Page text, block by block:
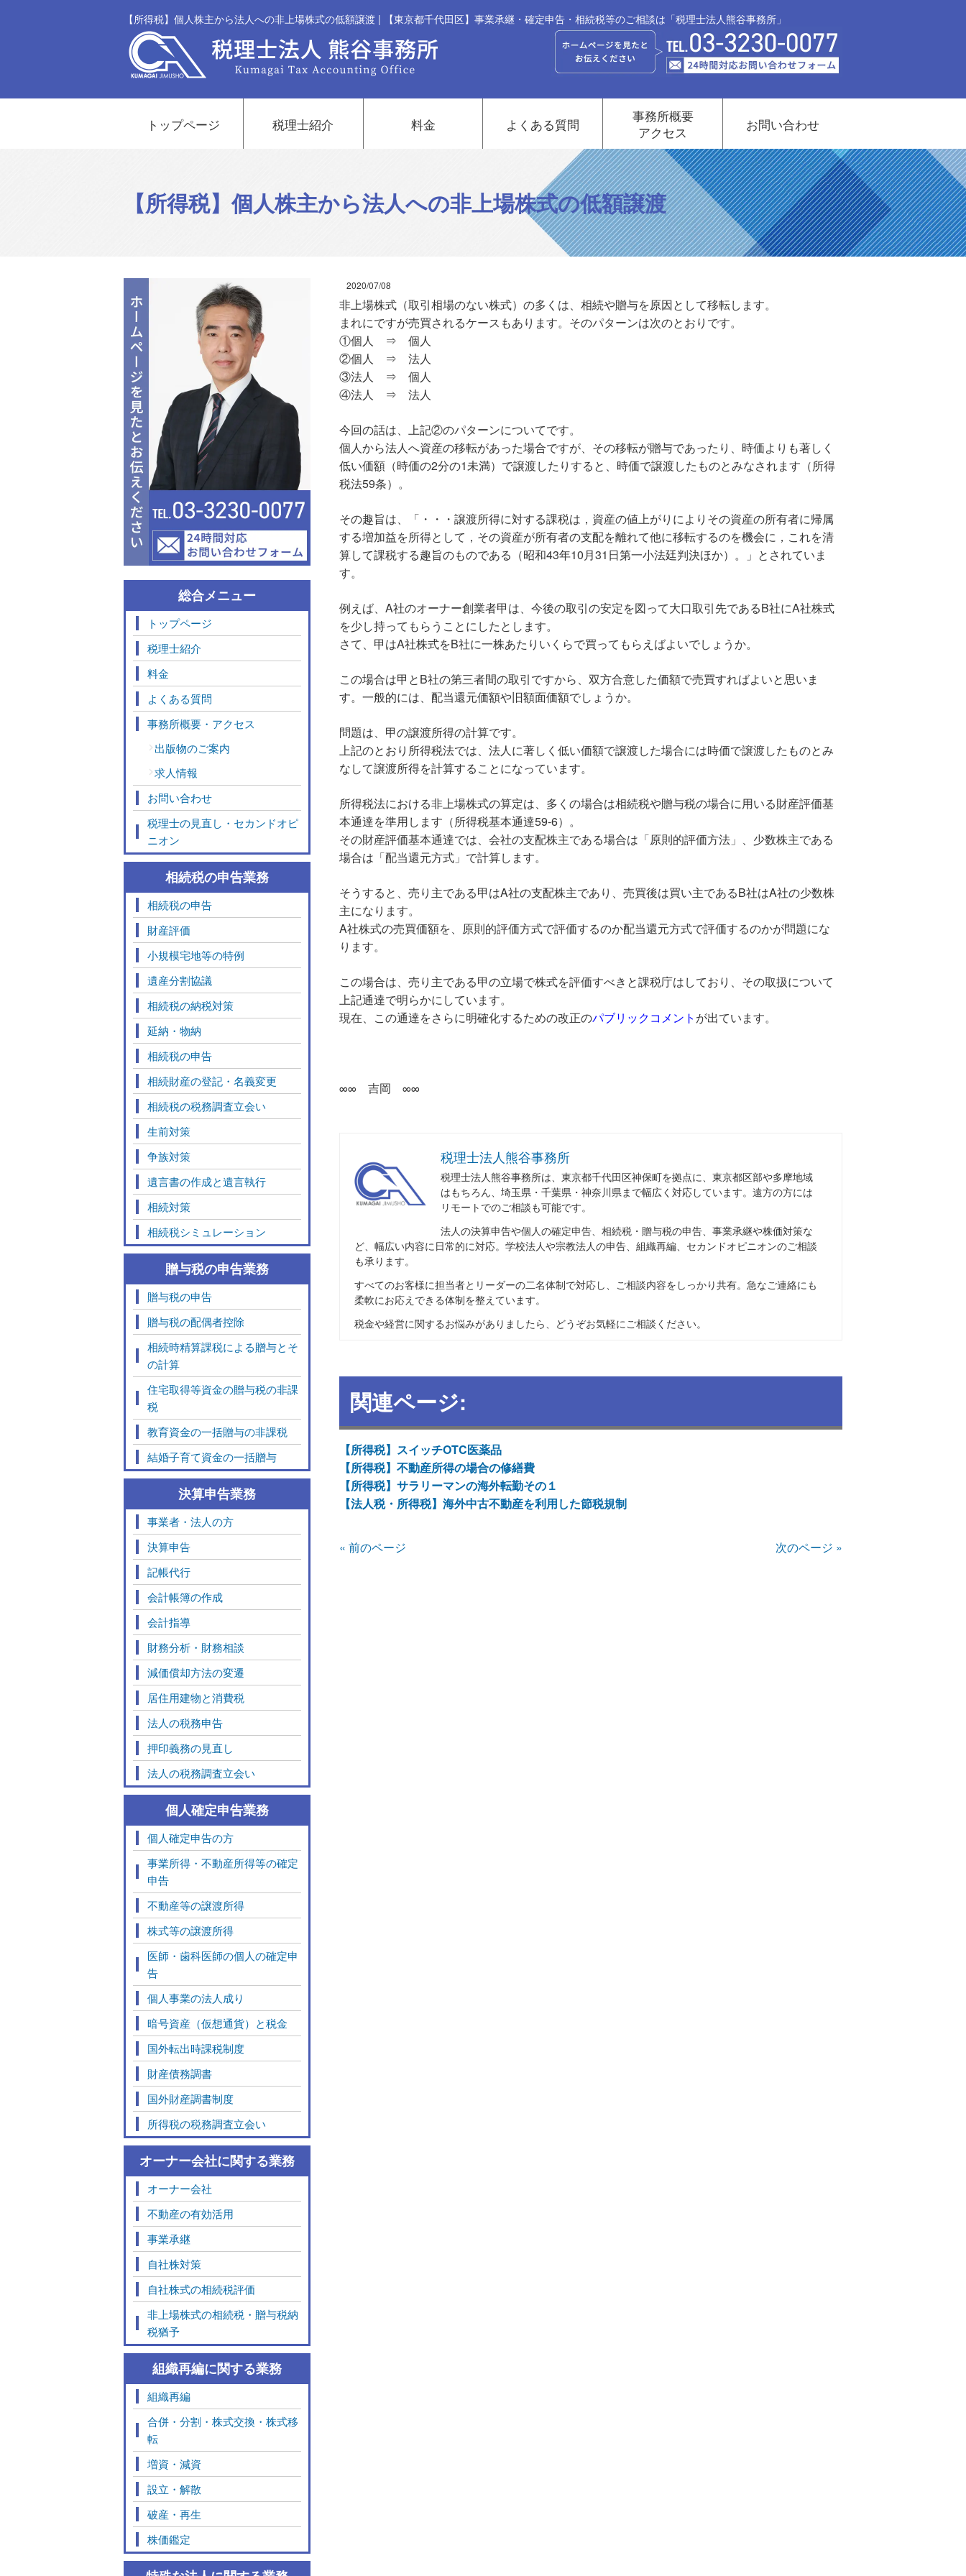
【所得税】個人株主から法人への非上場株式の低額譲渡 | 【東京都千代田区】事業承継・確定申告・相続税等のご相談は「税理士法人熊谷事務所」
トップページ 税理士紹介 料金 よくある質問
事務所概要
アクセス
お問い合わせ
【所得税】個人株主から法人への非上場株式の低額譲渡
2020/07/08
非上場株式（取引相場のない株式）の多くは、相続や贈与を原因として移転します。
まれにですが売買されるケースもあります。そのパターンは次のとおりです。
①個人 ⇒ 個人
②個人 ⇒ 法人
③法人 ⇒ 個人
④法人 ⇒ 法人
今回の話は、上記②のパターンについてです。
個人から法人へ資産の移転があった場合ですが、その移転が贈与であったり、時価よりも著しく
低い価額（時価の2分の1未満）で譲渡したりすると、時価で譲渡したものとみなされます（所得
税法59条）。
その趣旨は、「・・・譲渡所得に対する課税は，資産の値上がりによりその資産の所有者に帰属
する増加益を所得として，その資産が所有者の支配を離れて他に移転するのを機会に，これを清
算して課税する趣旨のものである（昭和43年10月31日第一小法廷判決ほか）。」とされていま
す。
例えば、A社のオーナー創業者甲は、今後の取引の安定を図って大口取引先であるB社にA社株式
を少し持ってもらうことにしたとします。
さて、甲はA社株式をB社に一株あたりいくらで買ってもらえばよいでしょうか。
この場合は甲とB社の第三者間の取引ですから、双方合意した価額で売買すればよいと思いま
す。一般的には、配当還元価額や旧額面価額でしょうか。
問題は、甲の譲渡所得の計算です。
上記のとおり所得税法では、法人に著しく低い価額で譲渡した場合には時価で譲渡したものとみ
なして譲渡所得を計算することになっています。
所得税法における非上場株式の算定は、多くの場合は相続税や贈与税の場合に用いる財産評価基
本通達を準用します（所得税基本通達59-6）。
その財産評価基本通達では、会社の支配株主である場合は「原則的評価方法」、少数株主である
場合は「配当還元方式」で計算します。
そうすると、売り主である甲はA社の支配株主であり、売買後は買い主であるB社はA社の少数株
主になります。
A社株式の売買価額を、原則的評価方式で評価するのか配当還元方式で評価するのかが問題にな
ります。
この場合は、売り主である甲の立場で株式を評価すべきと課税庁はしており、その取扱について
上記通達で明らかにしています。
現在、この通達をさらに明確化するための改正のパブリックコメント が出ています。
∞∞ 吉岡 ∞∞
税理士法人熊谷事務所
税理士法人熊谷事務所は、東京都千代田区神保町を拠点に、東京都区部や多摩地域
はもちろん、埼玉県・千葉県・神奈川県まで幅広く対応しています。遠方の方には
リモートでのご相談も可能です。
法人の決算申告や個人の確定申告、相続税・贈与税の申告、事業承継や株価対策な
ど、幅広い内容に日常的に対応。学校法人や宗教法人の申告、組織再編、セカンドオピニオンのご相談
も承ります。
すべてのお客様に担当者とリーダーの二名体制で対応し、ご相談内容をしっかり共有。急なご連絡にも
柔軟にお応えできる体制を整えています。
税金や経営に関するお悩みがありましたら、どうぞお気軽にご相談ください。
関連ページ:
【所得税】スイッチOTC医薬品
【所得税】不動産所得の場合の修繕費
【所得税】サラリーマンの海外転勤その１
【法人税・所得税】海外中古不動産を利用した節税規制
« 前のページ 次のページ »
総合メニュー
トップページ
税理士紹介
料金
よくある質問
事務所概要・アクセス
出版物のご案内
求人情報
お問い合わせ
税理士の見直し・セカンドオピ
ニオン
相続税の申告業務
相続税の申告
財産評価
小規模宅地等の特例
遺産分割協議
相続税の納税対策
延納・物納
相続税の申告
相続財産の登記・名義変更
相続税の税務調査立会い
生前対策
争族対策
遺言書の作成と遺言執行
相続対策
相続税シミュレーション
贈与税の申告業務
贈与税の申告
贈与税の配偶者控除
相続時精算課税による贈与とそ
の計算
住宅取得等資金の贈与税の非課
税
教育資金の一括贈与の非課税
結婚子育て資金の一括贈与
決算申告業務
事業者・法人の方
決算申告
記帳代行
会計帳簿の作成
会計指導
財務分析・財務相談
減価償却方法の変遷
居住用建物と消費税
法人の税務申告
押印義務の見直し
法人の税務調査立会い
個人確定申告業務
個人確定申告の方
事業所得・不動産所得等の確定
申告
不動産等の譲渡所得
株式等の譲渡所得
医師・歯科医師の個人の確定申
告
個人事業の法人成り
暗号資産（仮想通貨）と税金
国外転出時課税制度
財産債務調書
国外財産調書制度
所得税の税務調査立会い
オーナー会社に関する業務
オーナー会社
不動産の有効活用
事業承継
自社株対策
自社株式の相続税評価
非上場株式の相続税・贈与税納
税猶予
組織再編に関する業務
組織再編
合併・分割・株式交換・株式移
転
増資・減資
設立・解散
破産・再生
株価鑑定